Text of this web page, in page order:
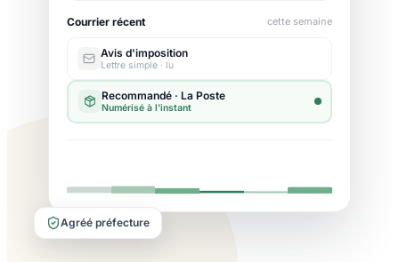
Courrier récent cette semaine
Avis d'imposition
Lettre simple · lu
Agréé préfecture